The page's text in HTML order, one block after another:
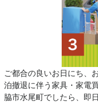
ご都合の良いお日にち、
泊撤退に伴う家具・家電
脇市水尾町でしたら、即